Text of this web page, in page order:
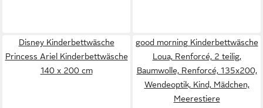
Disney Kinderbettwäsche
Princess Ariel Kinderbettwäsche
140 x 200 cm
good morning Kinderbettwäsche
Loua, Renforcé, 2 teilig,
Baumwolle, Renforcé, 135x200,
Wendeoptik, Kind, Mädchen,
Meerestiere